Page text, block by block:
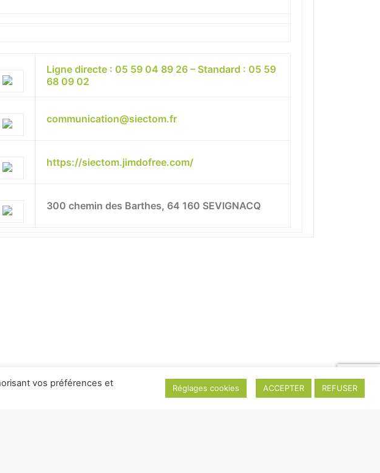
Ligne directe : 05 59 04 89 26 – Standard : 05 59
68 09 02
communication@siectom.fr
https://siectom.jimdofree.com/
300 chemin des Barthes, 64 160 SEVIGNACQ
vos préférences et
Réglages cookies ACCEPTER REFUSER